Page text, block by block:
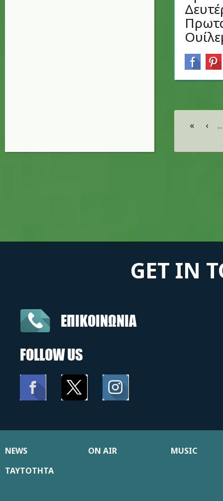
Σελίδες
« ‹
GET IN
ΕΠΙΚΟΙΝΩΝΙΑ
FOLLOW US
NEWS ON AIR
MUSIC
ΤΑΥΤΟΤΗΤΑ